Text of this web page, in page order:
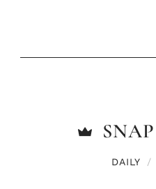
SNAP
DAILY /